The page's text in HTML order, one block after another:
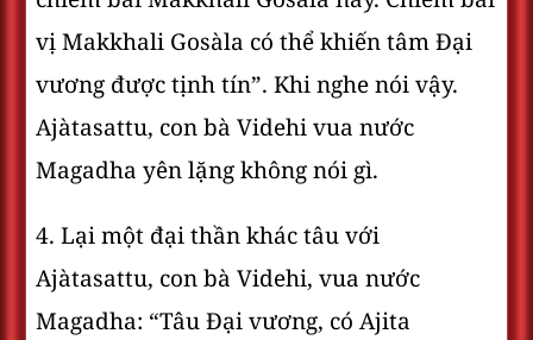
vị Makkhali Gosàla có thể khiến tâm Ðại
vương được tịnh tín”. Khi nghe nói vậy.
Ajàtasattu, con bà Videhi vua nước
Magadha yên lặng không nói gì.
4. Lại một đại thần khác tâu với
Ajàtasattu, con bà Videhi, vua nước
Magadha: “Tâu Ðại vương, có Ajita